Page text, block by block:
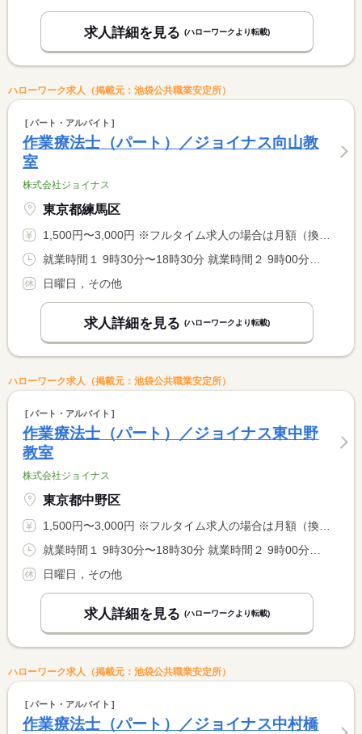
求人詳細を見る (ハローワークより転載)
ハローワーク求人（掲載元：池袋公共職業安定所）
パート・アルバイト
作業療法士（パート）／ジョイナス向山教
室
株式会社ジョイナス
東京都練馬区
1,500円〜3,000円 ※フルタイム求人の場合は月額（換算額）、パート求人の場合は時間額を表示しています。
日曜日，その他
求人詳細を見る (ハローワークより転載)
ハローワーク求人（掲載元：池袋公共職業安定所）
パート・アルバイト
作業療法士（パート）／ジョイナス東中野
教室
株式会社ジョイナス
東京都中野区
1,500円〜3,000円 ※フルタイム求人の場合は月額（換算額）、パート求人の場合は時間額を表示しています。
日曜日，その他
求人詳細を見る (ハローワークより転載)
ハローワーク求人（掲載元：池袋公共職業安定所）
パート・アルバイト
作業療法士（パート）／ジョイナス中村橋